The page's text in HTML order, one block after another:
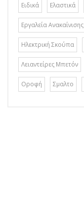
Ειδικά Ελαστικά
Εργαλεία Ανακαίνισης
Ηλεκτρική Σκούπα
Λειαντείρες Μπετόν
Οροφή Σμαλτο